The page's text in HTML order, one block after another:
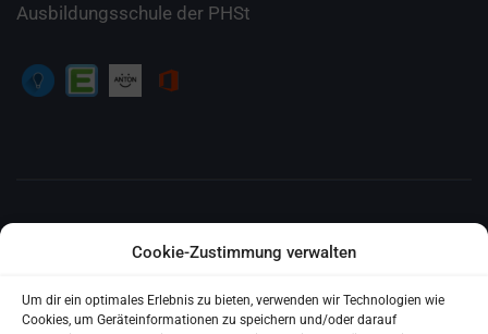
Cookie-Zustimmung verwalten
Um dir ein optimales Erlebnis zu bieten, verwenden wir Technologien wie
Cookies, um Geräteinformationen zu speichern und/oder darauf
Ausbildungsschule der PHSt